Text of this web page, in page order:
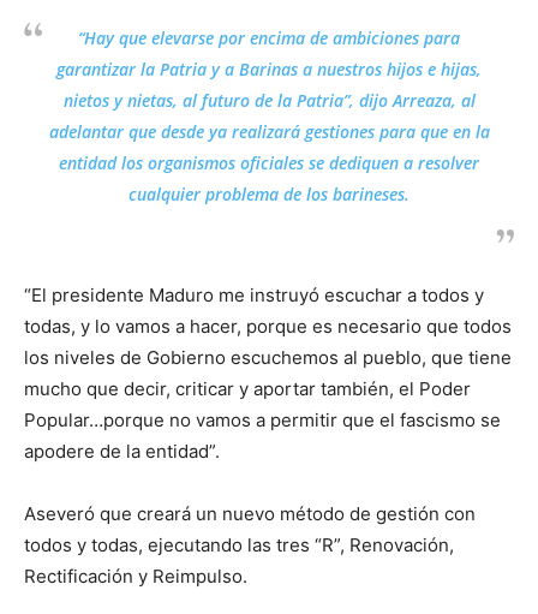
“Hay que elevarse por encima de ambiciones para
garantizar la Patria y a Barinas a nuestros hijos e hijas,
nietos y nietas, al futuro de la Patria”, dijo Arreaza, al
adelantar que desde ya realizará gestiones para que en la
entidad los organismos oficiales se dediquen a resolver
cualquier problema de los barineses.
“El presidente Maduro me instruyó escuchar a todos y
todas, y lo vamos a hacer, porque es necesario que todos
los niveles de Gobierno escuchemos al pueblo, que tiene
mucho que decir, criticar y aportar también, el Poder
Popular…porque no vamos a permitir que el fascismo se
apodere de la entidad”.
Aseveró que creará un nuevo método de gestión con
todos y todas, ejecutando las tres “R”, Renovación,
Rectificación y Reimpulso.